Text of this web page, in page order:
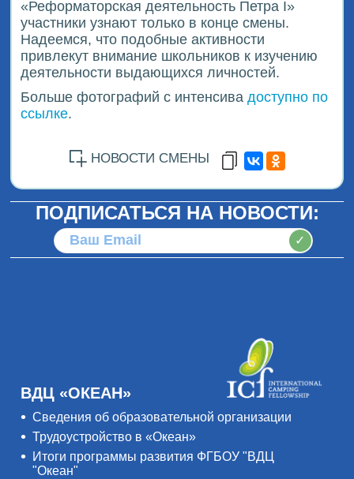
«Реформаторская деятельность Петра I»
участники узнают только в конце смены.
Надеемся, что подобные активности
привлекут внимание школьников к изучению
деятельности выдающихся личностей.
Больше фотографий с интенсивадоступно по
ссылке.
НОВОСТИ СМЕНЫ
ПОДПИСАТЬСЯ НА НОВОСТИ:
✓
ВДЦ «ОКЕАН»
Сведения об образовательной организации
Трудоустройство в «Океан»
Итоги программы развития ФГБОУ "ВДЦ
"Океан"